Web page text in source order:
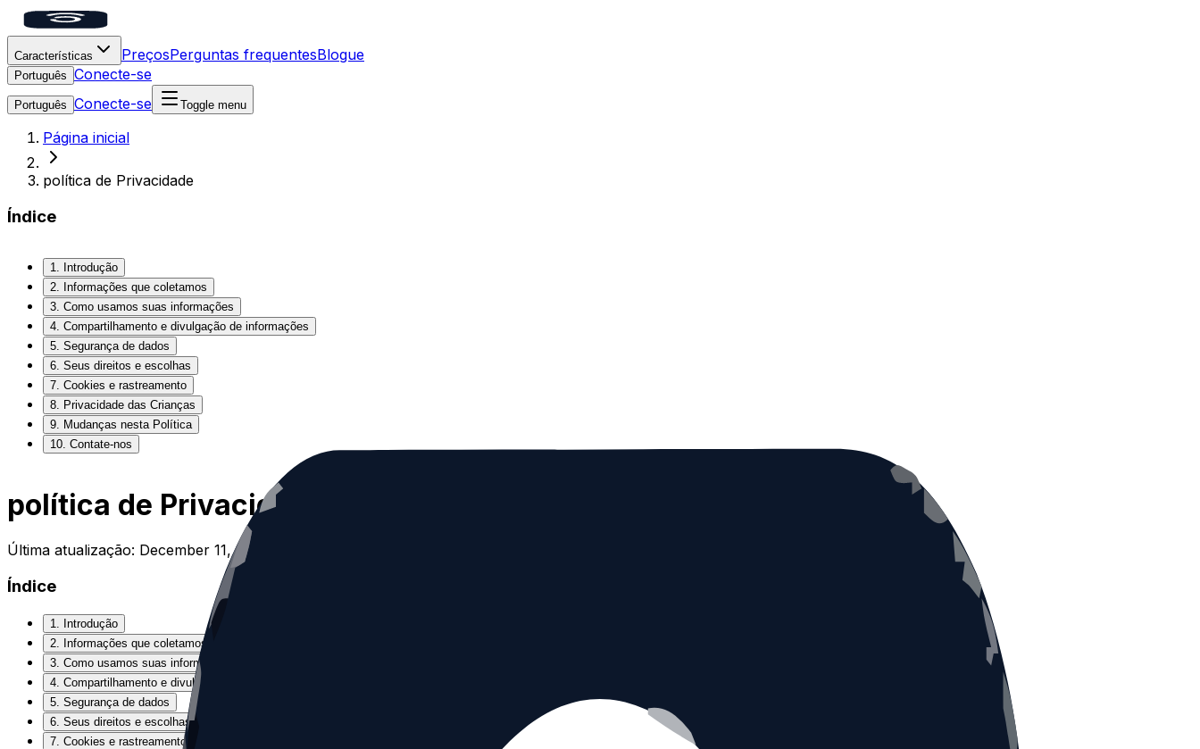
Características PreçosPerguntas frequentesBlogue
Português Conecte-se
Português Conecte-se Toggle menu
Página inicial
política de Privacidade
Índice
1. Introdução
2. Informações que coletamos
3. Como usamos suas informações
4. Compartilhamento e divulgação de informações
5. Segurança de dados
6. Seus direitos e escolhas
7. Cookies e rastreamento
8. Privacidade das Crianças
9. Mudanças nesta Política
10. Contate-nos
política de Privacidade
Última atualização: December 11, 2025
Índice
1. Introdução
2. Informações que coletamos
3. Como usamos suas informações
4. Compartilhamento e divulgação de informações
5. Segurança de dados
6. Seus direitos e escolhas
7. Cookies e rastreamento